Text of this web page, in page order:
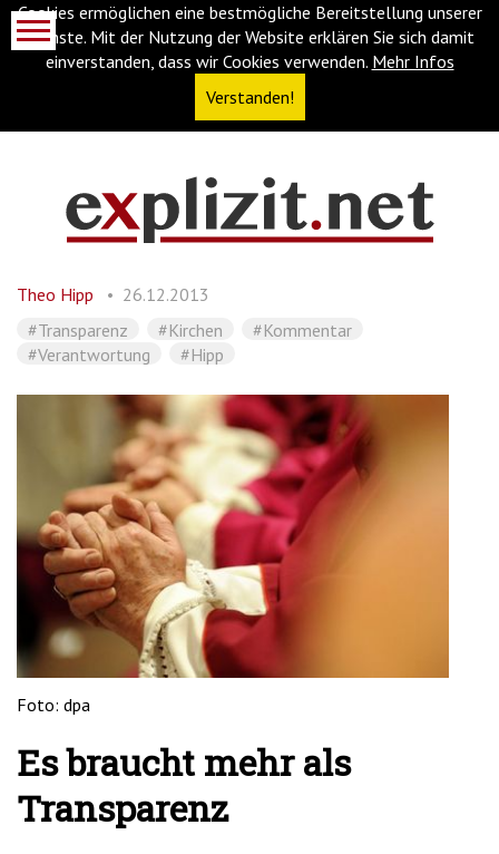
Cookies ermöglichen eine bestmögliche Bereitstellung unserer
Dienste. Mit der Nutzung der Website erklären Sie sich damit
einverstanden, dass wir Cookies verwenden. Mehr Infos
Verstanden!
(Accesskey
Zur
Navigation
(Accesskey
(Accesskey
Theo Hipp
26.12.2013
#Transparenz
#Kirchen
#Kommentar
#Verantwortung
#Hipp
Foto: dpa
Es braucht mehr als
Transparenz